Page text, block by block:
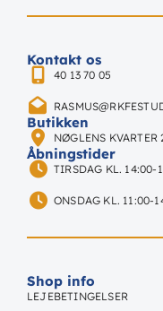
Kontakt os
40 13 70 05
Butikken
NØGLENS KVARTER
Åbningstider
TIRSDAG KL. 14:00-
ONSDAG KL. 11:00-
Shop info
LEJEBETINGELSER